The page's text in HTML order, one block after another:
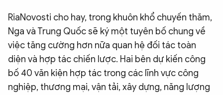
RiaNovosti cho hay, trong khuôn khổ chuyến thăm,
Nga và Trung Quốc sẽ ký một tuyên bố chung về
việc tăng cường hơn nữa quan hệ đối tác toàn
diện và hợp tác chiến lược. Hai bên dự kiến công
bố 40 văn kiện hợp tác trong các lĩnh vực công
nghiệp, thương mại, vận tải, xây dựng, năng lượng